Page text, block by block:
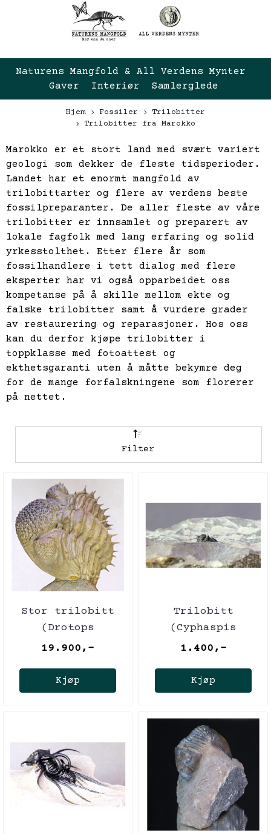
Naturens Mangfold & All Verdens Mynter 
Gaver  Interiør  Samlerglede
Hjem Fossiler
Trilobitter
Trilobitter fra Marokko
Marokko er et stort land med svært variert
geologi som dekker de fleste tidsperioder.
Landet har et enormt mangfold av
trilobittarter og flere av verdens beste
fossilpreparanter. De aller fleste av våre
trilobitter er innsamlet og preparert av
lokale fagfolk med lang erfaring og solid
yrkesstolthet. Etter flere år som
fossilhandlere i tett dialog med flere
eksperter har vi også opparbeidet oss
kompetanse på å skille mellom ekte og
falske trilobitter samt å vurdere grader
av restaurering og reparasjoner. Hos oss
kan du derfor kjøpe trilobitter i
toppklasse med fotoattest og
ekthetsgaranti uten å måtte bekymre deg
for de mange forfalskningene som florerer
på nettet.
Filter
Stor trilobitt
(Drotops
armatus),
19.900,-
Kjøp
Trilobitt
(Cyphaspis
kippingi),
2016!
1.400,-
Kjøp